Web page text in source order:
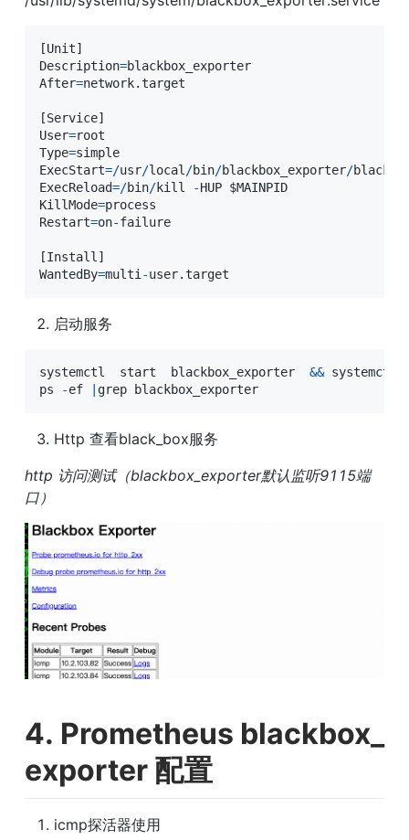
[Unit]
Description=blackbox_exporter
After=network.target
[Service]
User=root
Type=simple
ExecStart=/usr/local /bin/blackbox_exporter/
ExecReload=/bin/kill -HUP $MAINPID
KillMode=process
Restart=on-failure
[Install ]
WantedBy=multi -user.target
启动服务
systemctl  start  blackbox_exporter && systemctl
ps
-ef grep blackbox_exporter
Http 查看black_box服务
http 访问测试（blackbox_exporter默认监听9115端
口）
4. Prometheus blackbox_
exporter 配置
icmp探活器使用